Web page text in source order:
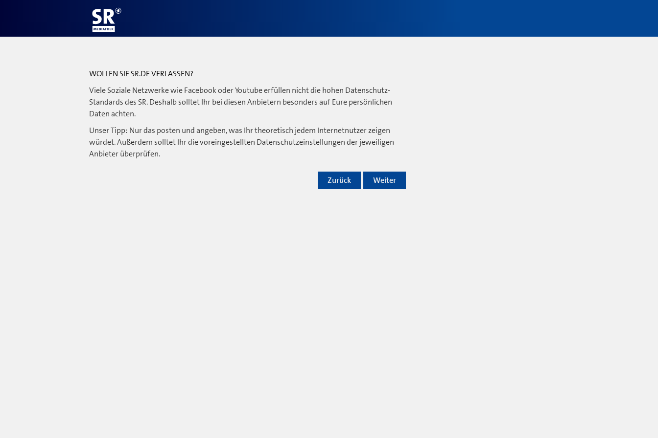
WOLLEN SIE SR.DE VERLASSEN?
Viele Soziale Netzwerke wie Facebook oder Youtube erfüllen nicht die hohen Datenschutz-
Standards des SR. Deshalb solltet Ihr bei diesen Anbietern besonders auf Eure persönlichen
Daten achten.
Unser Tipp: Nur das posten und angeben, was Ihr theoretisch jedem Internetnutzer zeigen
würdet. Außerdem solltet Ihr die voreingestellten Datenschutzeinstellungen der jeweiligen
Anbieter überprüfen.
Weiter
Zurück